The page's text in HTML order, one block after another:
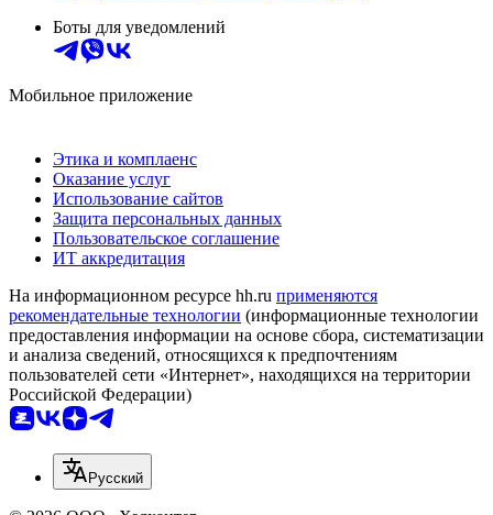
Боты для уведомлений
Мобильное приложение
Этика и комплаенс
Оказание услуг
Использование сайтов
Защита персональных данных
Пользовательское соглашение
ИТ аккредитация
На информационном ресурсе hh.ru применяются
рекомендательные технологии (информационные технологии
предоставления информации на основе сбора, систематизации
и анализа сведений, относящихся к предпочтениям
пользователей сети «Интернет», находящихся на территории
Российской Федерации)
Русский